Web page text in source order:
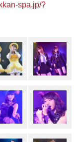
spa.jp/?